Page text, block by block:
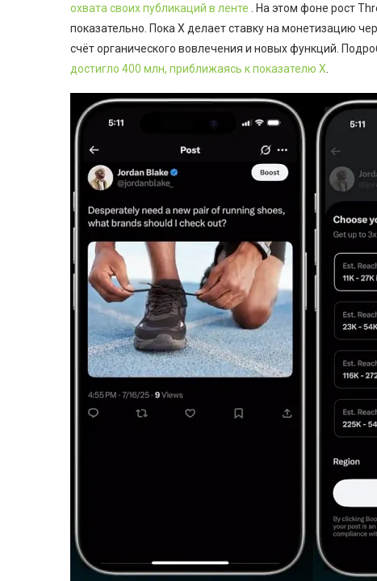
охвата своих публикаций в ленте . На этом фоне рост
показательно. Пока X делает ставку на монетизацию
счёт органического вовлечения и новых функций.
достигло 400 млн, приближаясь к показателю X